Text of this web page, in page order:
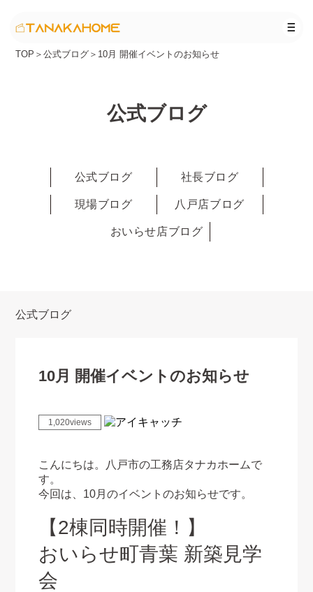
TOP ＞公式ブログ ＞ 10月 開催イベントのお知らせ
公式ブログ
公式ブログ 社長ブログ
現場ブログ 八戸店ブログ
おいらせ店ブログ
公式ブログ
10月 開催イベントのお知らせ
1,020views
こんにちは。八戸市の工務店タナカホームで
す。
今回は、10月のイベントのお知らせです。
【2棟同時開催！】
おいらせ町青葉 新築見学
会